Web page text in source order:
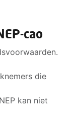
cao
die
kan niet